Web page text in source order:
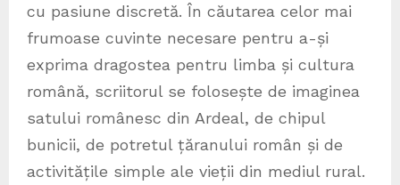
cu pasiune discretă. În căutarea celor mai
frumoase cuvinte necesare pentru a-și
exprima dragostea pentru limba și cultura
română, scriitorul se folosește de imaginea
satului românesc din Ardeal, de chipul
bunicii, de potretul țăranului român și de
activitățile simple ale vieții din mediul rural.